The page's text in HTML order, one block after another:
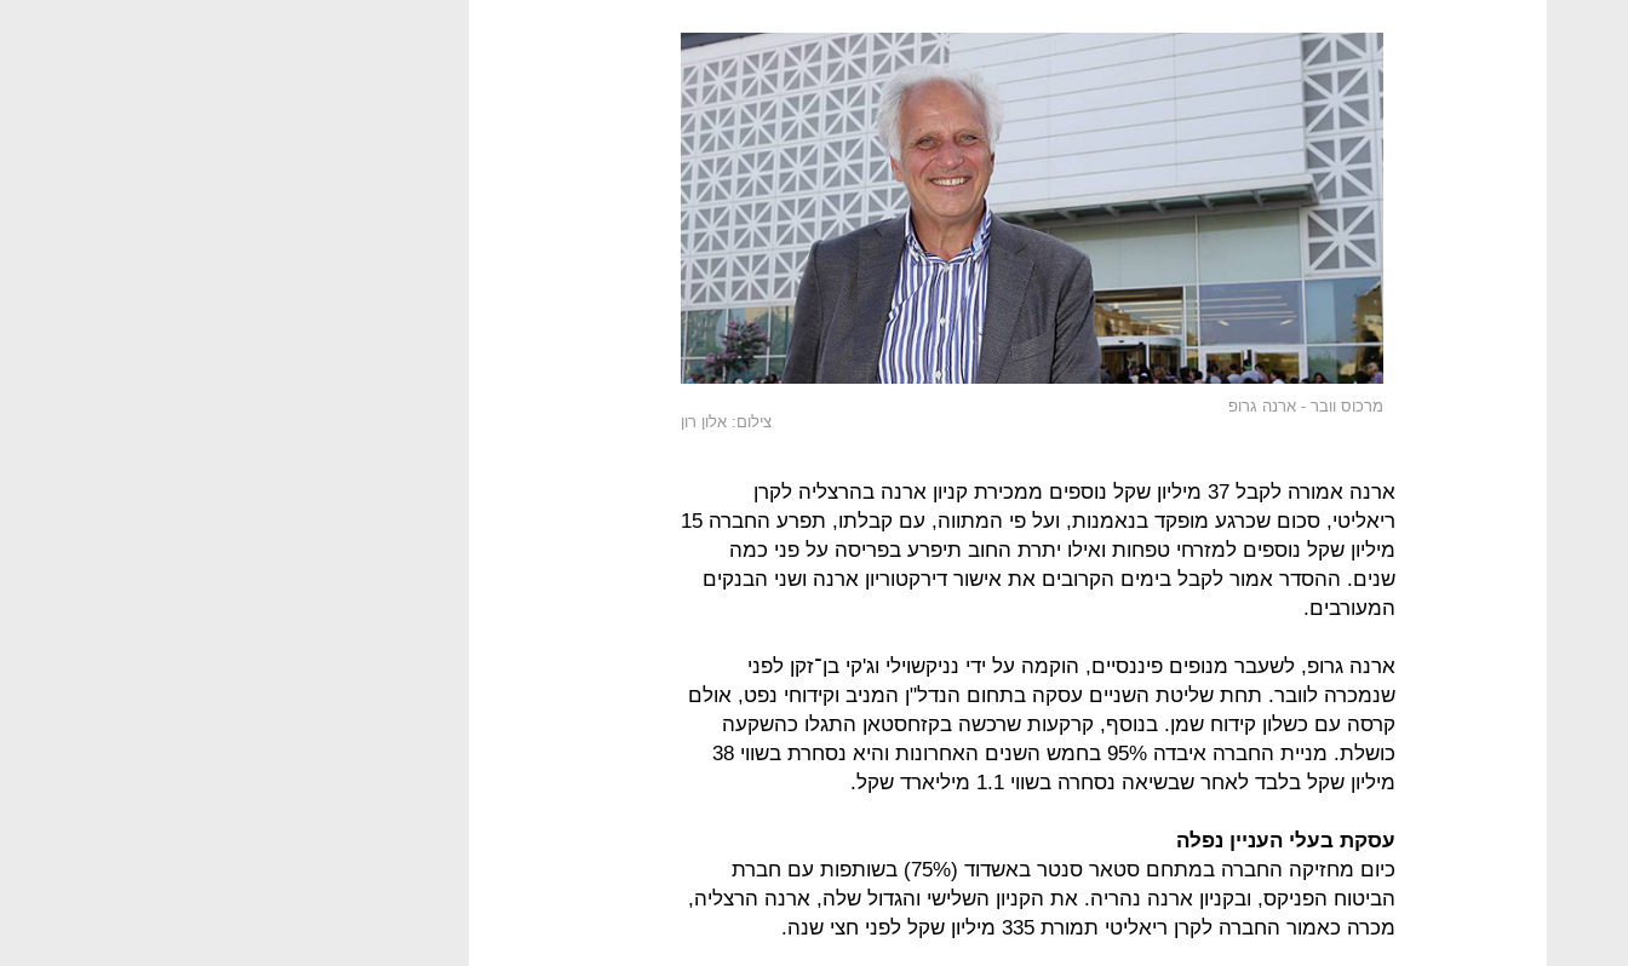
מרכוס וובר - ארנה גרופ
צילום: אלון רון
ארנה אמורה לקבל 37 מיליון שקל נוספים ממכירת קניון ארנה בהרצליה לקרן
ריאליטי, סכום שכרגע מופקד בנאמנות, ועל פי המתווה, עם קבלתו, תפרע החברה 15
מיליון שקל נוספים למזרחי טפחות ואילו יתרת החוב תיפרע בפריסה על פני כמה
שנים. ההסדר אמור לקבל בימים הקרובים את אישור דירקטוריון ארנה ושני הבנקים
המעורבים.
ארנה גרופ, לשעבר מנופים פיננסיים, הוקמה על ידי נניקשוילי וג'קי בן־זקן לפני
שנמכרה לוובר. תחת שליטת השניים עסקה בתחום הנדל"ן המניב וקידוחי נפט, אולם
קרסה עם כשלון קידוח שמן. בנוסף, קרקעות שרכשה בקזחסטאן התגלו כהשקעה
כושלת. מניית החברה איבדה 95% בחמש השנים האחרונות והיא נסחרת בשווי 38
מיליון שקל בלבד לאחר שבשיאה נסחרה בשווי 1.1 מיליארד שקל.
עסקת בעלי העניין נפלה
כיום מחזיקה החברה במתחם סטאר סנטר באשדוד (75%) בשותפות עם חברת
הביטוח הפניקס, ובקניון ארנה נהריה. את הקניון השלישי והגדול שלה, ארנה הרצליה,
מכרה כאמור החברה לקרן ריאליטי תמורת 335 מיליון שקל לפני חצי שנה.